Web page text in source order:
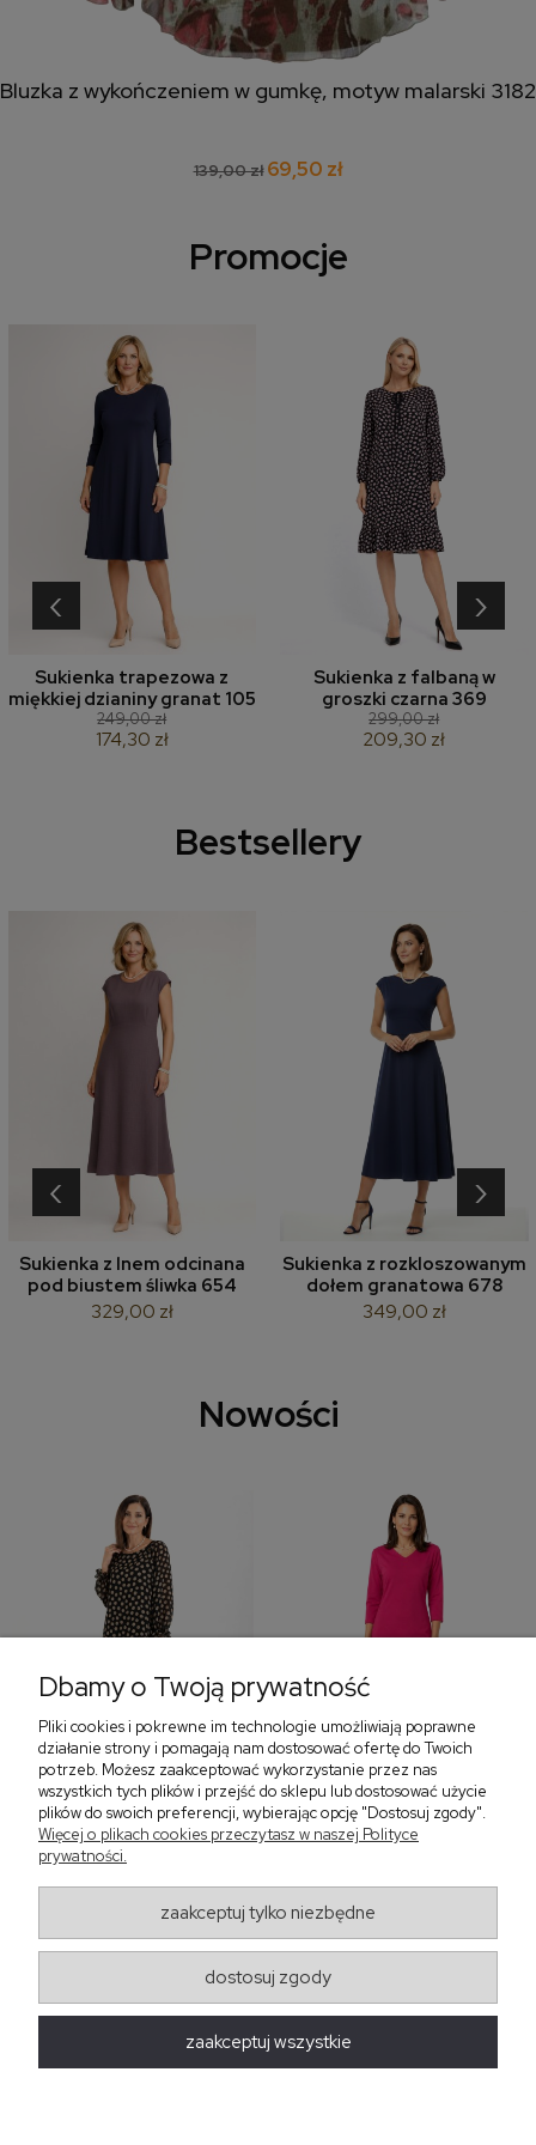
Bluzka z wykończeniem w gumkę, motyw malarski 3182
139,00 zł 69,50 zł
Promocje
Sukienka trapezowa z
miękkiej dzianiny granat 105
249,00 zł
174,30 zł
Sukienka z falbaną w
groszki czarna 369
299,00 zł
209,30 zł
‹ ›
Bestsellery
Sukienka z lnem odcinana
pod biustem śliwka 654
329,00 zł
Sukienka z rozkloszowanym
dołem granatowa 678
349,00 zł
‹ ›
Nowości
Sukienka z falbaną i
bufiastym rękawem w
405,30 zł
Sukienka z dekoltem w
299,00 zł
‹
Regulaminy
Obsługa zamówień
Dbamy o Twoją prywatność
Pliki cookies i pokrewne im technologie umożliwiają poprawne
działanie strony i pomagają nam dostosować ofertę do Twoich
potrzeb. Możesz zaakceptować wykorzystanie przez nas
wszystkich tych plików i przejść do sklepu lub dostosować użycie
plików do swoich preferencji, wybierając opcję "Dostosuj zgody".
Więcej o plikach cookies przeczytasz w naszej Polityce
prywatności.
zaakceptuj tylko niezbędne
dostosuj zgody
zaakceptuj wszystkie